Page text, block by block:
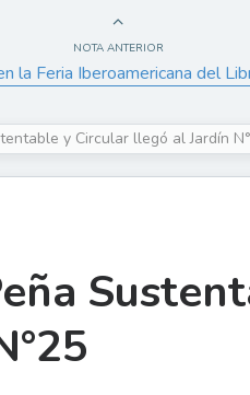
NOTA ANTERIOR
la Feria Iberoamericana del
y Circular llegó al Jardín